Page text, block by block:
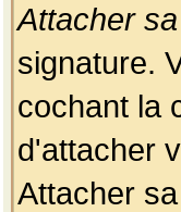
Attacher
signature.
cochant la
d'attacher
Attacher